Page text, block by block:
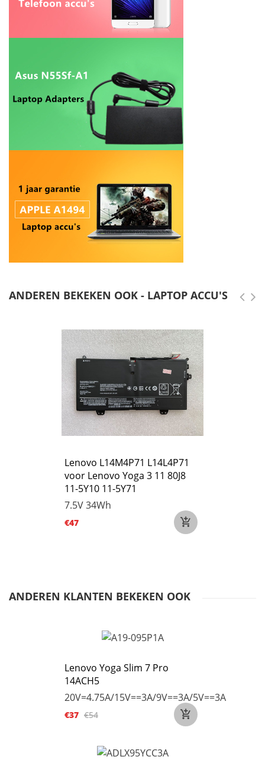
ANDEREN BEKEKEN OOK - LAPTOP ACCU'S
Lenovo L14M4P71 L14L4P71
voor Lenovo Yoga 3 11 80J8
11-5Y10 11-5Y71
7.5V34Wh
€47
ANDEREN KLANTEN BEKEKEN OOK
Lenovo Yoga Slim 7 Pro
14ACH5
20V=4.75A/15V==3A/9V==3A/5V==3A
€37 €54